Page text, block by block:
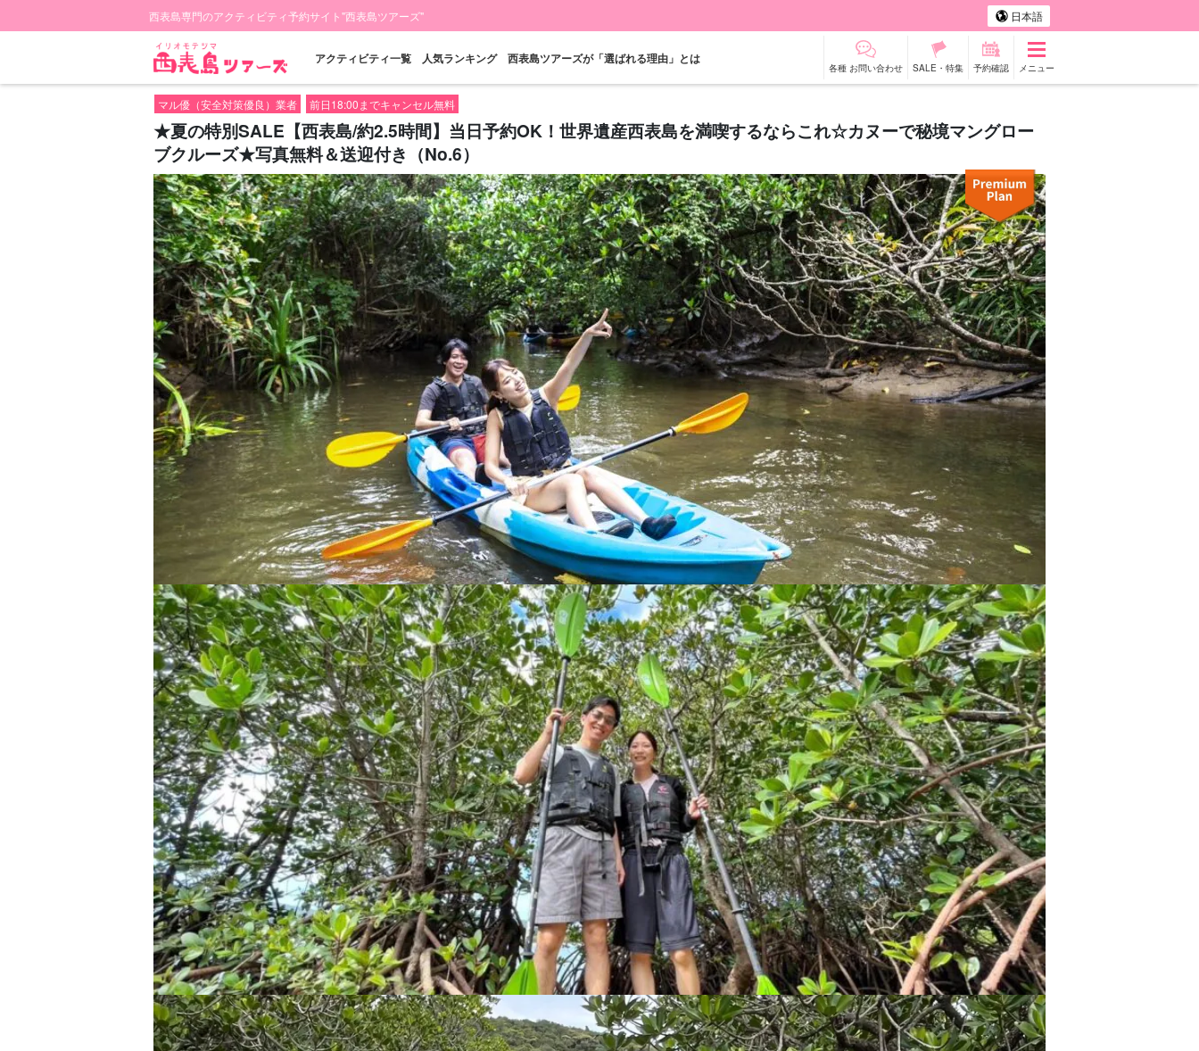
西表島専門のアクティビティ予約サイト"西表島ツアーズ" 日本語
アクティビティ一覧 人気ランキング 西表島ツアーズが「選ばれる理由」とは
各種 お問い合わせ SALE・特集 予約確認 メニュー
マル優（安全対策優良）業者 前日18:00までキャンセル無料
★夏の特別SALE【西表島/約2.5時間】当日予約OK！世界遺産西表島を満喫するならこれ☆カヌーで秘境マングロー
ブクルーズ★写真無料＆送迎付き（No.6）